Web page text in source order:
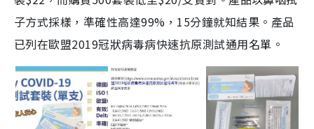
子方式採樣，準確性高達99%，15分鐘就知結果。產品
已列在歐盟2019冠狀病毒病快速抗原測試通用名單。